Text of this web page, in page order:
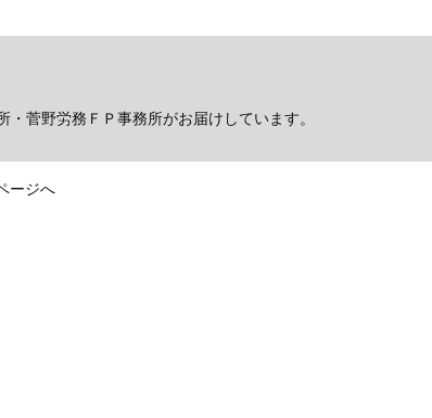
菅野労務ＦＰ事務所がお届けしています。
ージへ